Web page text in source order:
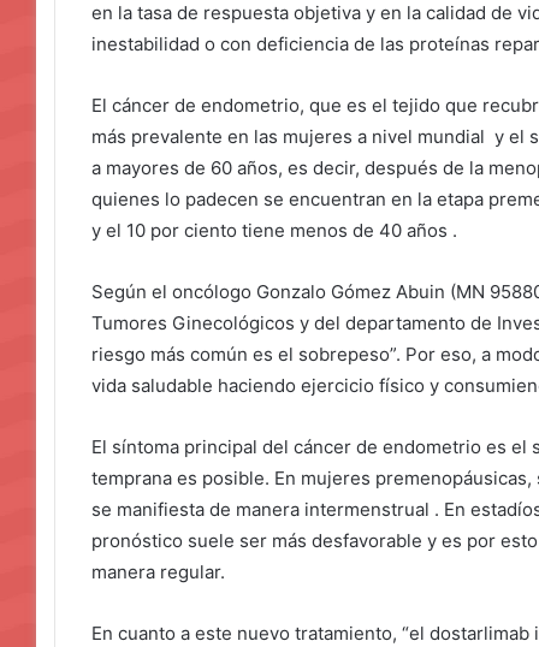
en la tasa de respuesta objetiva y en la calidad de
inestabilidad o con deficiencia de las proteínas
El cáncer de endometrio, que es el tejido que
más prevalente en las mujeres a nivel mundial y el
a mayores de 60 años, es decir, después de la
quienes lo padecen se encuentran en la etapa
y el 10 por ciento tiene menos de 40 años .
Según el oncólogo Gonzalo Gómez Abuin (MN
Tumores Ginecológicos y del departamento de
riesgo más común es el sobrepeso”. Por eso, a
vida saludable haciendo ejercicio físico y
El síntoma principal del cáncer de endometrio es el
temprana es posible. En mujeres
se manifiesta de manera intermenstrual . En
pronóstico suele ser más desfavorable y es por
manera regular.
En cuanto a este nuevo tratamiento, “el